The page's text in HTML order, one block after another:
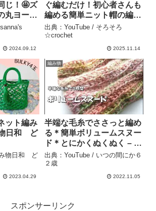
じ！🤩ズ
丸ヨーク
なし！
レストッ
＆ワンピ
2024.09.12
ぐ編むだけ！初心者さんも
編める簡単ニット帽の編み
方🌸お花のコサージュを添
えて可愛さアップ – そろそ
出典：YouTube / そろそろ
☆crochet
2025.11.14
ット編み
日和 ど
物日和 ど
2023.04.29
編み物
半端な毛糸でささっと編め
る＊簡単ボリュームスヌー
ド＊とにかくぬくぬく – い
つの間にか６２歳
出典：YouTube / いつの間にか６
２歳
2022.11.05
スポンサーリンク